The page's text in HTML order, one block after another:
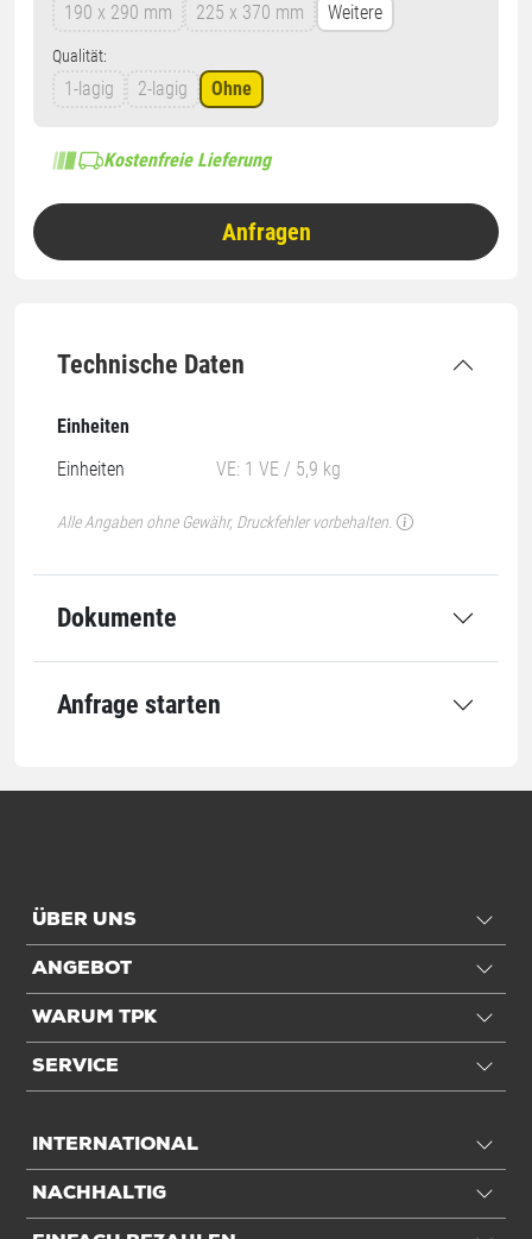
Technische Daten
Einheiten
Einheiten
VE: 1 VE / 5,9 kg
Alle Angaben ohne Gewähr, Druckfehler vorbehalten.
Dokumente
Anfrage starten
190 x 290 mm
225 x 370 mm Weitere
Qualität:
1-lagig 2-lagig Ohne
Kostenfreie Lieferung
Anfragen
ÜBER UNS
ANGEBOT
WARUM TPK
SERVICE
INTERNATIONAL
NACHHALTIG